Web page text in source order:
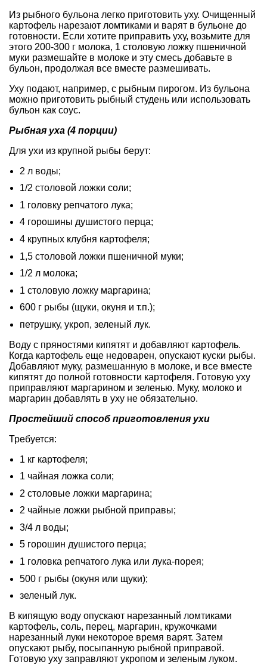
Из рыбного бульона легко приготовить уху. Очищенный
картофель нарезают ломтиками и варят в бульоне до
готовности. Если хотите приправить уху, возьмите для
этого 200-300 г молока, 1 столовую ложку пшеничной
муки размешайте в молоке и эту смесь добавьте в
бульон, продолжая все вместе размешивать.
Уху подают, например, с рыбным пирогом. Из бульона
можно приготовить рыбный студень или использовать
бульон как соус.
Рыбная уха (4 порции)
Для ухи из крупной рыбы берут:
2 л воды;
1/2 столовой ложки соли;
1 головку репчатого лука;
4 горошины душистого перца;
4 крупных клубня картофеля;
1,5 столовой ложки пшеничной муки;
1/2 л молока;
1 столовую ложку маргарина;
600 г рыбы (щуки, окуня и т.п.);
петрушку, укроп, зеленый лук.
Воду с пряностями кипятят и добавляют картофель.
Когда картофель еще недоварен, опускают куски рыбы.
Добавляют муку, размешанную в молоке, и все вместе
кипятят до полной готовности картофеля. Готовую уху
приправляют маргарином и зеленью. Муку, молоко и
маргарин добавлять в уху не обязательно.
Простейший способ приготовления ухи
Требуется:
1 кг картофеля;
1 чайная ложка соли;
2 столовые ложки маргарина;
2 чайные ложки рыбной приправы;
3/4 л воды;
5 горошин душистого перца;
1 головка репчатого лука или лука-порея;
500 г рыбы (окуня или щуки);
зеленый лук.
В кипящую воду опускают нарезанный ломтиками
картофель, соль, перец, маргарин, кружочками
нарезанный луки некоторое время варят. Затем
опускают рыбу, посыпанную рыбной приправой.
Готовую уху заправляют укропом и зеленым луком.